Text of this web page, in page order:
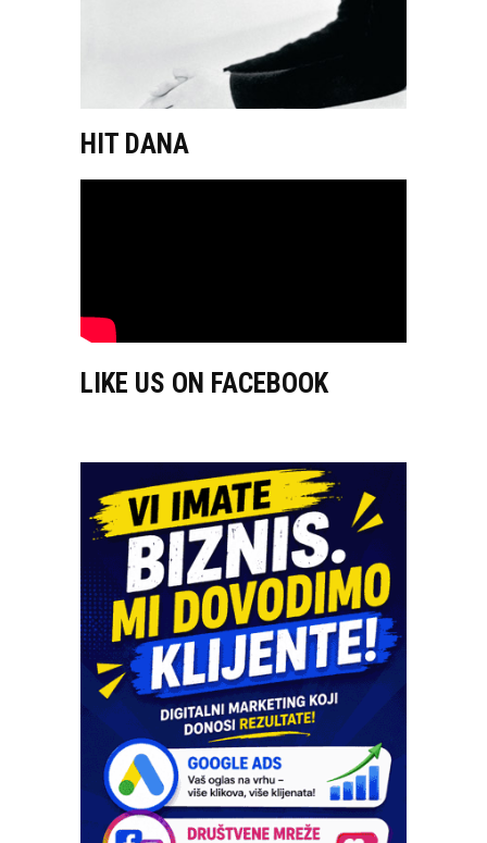
HIT DANA
LIKE US ON FACEBOOK